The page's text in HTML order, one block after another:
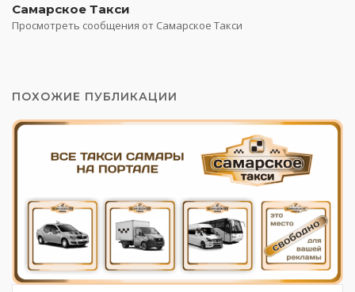
Самарское Такси
Просмотреть сообщения от Самарское Такси
ПОХОЖИЕ ПУБЛИКАЦИИ